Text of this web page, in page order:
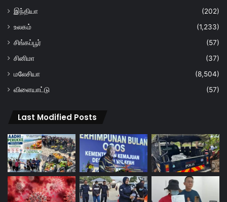
இந்தியா
(202)
உலகம்
(1,233)
சிங்கப்பூர்
(57)
சினிமா
(37)
மலேசியா
(8,504)
விளையாட்டு
(57)
Last Modified Posts